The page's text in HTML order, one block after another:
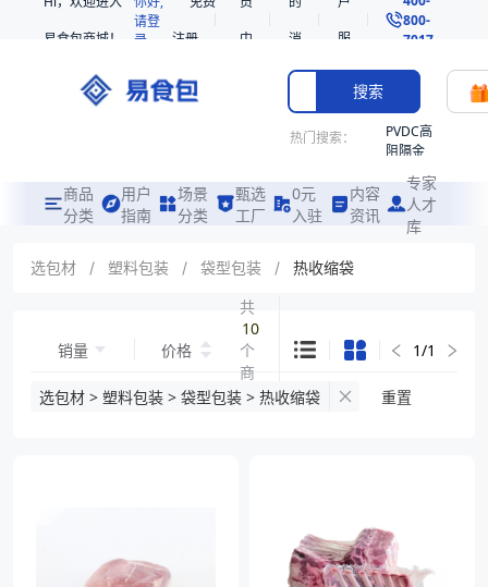
易食包商城！
请登
录
注册
中
消
息
服
务
800-
7017
搜索
热门搜索：
PVDC高
阻隔金
共挤热
收缩袋
221360
烤箱袋
商品
分类
用户
指南
场景
分类
甄选
工厂
0元
入驻
内容
资讯
专家
人才
库
选包材 / 塑料包装 / 袋型包装 / 热收缩袋
销量 价格
共
10
个
商
品
1/1
选包材 > 塑料包装 > 袋型包装 > 热收缩袋 重置